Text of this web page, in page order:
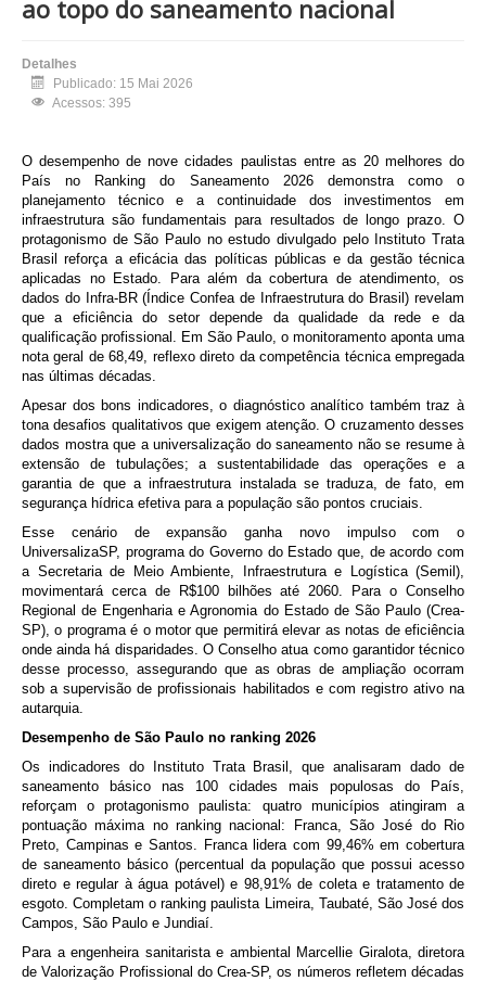
ao topo do saneamento nacional
Detalhes
Publicado: 15 Mai 2026
Acessos: 395
O desempenho de nove cidades paulistas entre as 20 melhores do
País no Ranking do Saneamento 2026 demonstra como o
planejamento técnico e a continuidade dos investimentos em
infraestrutura são fundamentais para resultados de longo prazo. O
protagonismo de São Paulo no estudo divulgado pelo Instituto Trata
Brasil reforça a eficácia das políticas públicas e da gestão técnica
aplicadas no Estado. Para além da cobertura de atendimento, os
dados do Infra-BR (Índice Confea de Infraestrutura do Brasil) revelam
que a eficiência do setor depende da qualidade da rede e da
qualificação profissional. Em São Paulo, o monitoramento aponta uma
nota geral de 68,49, reflexo direto da competência técnica empregada
nas últimas décadas.
Apesar dos bons indicadores, o diagnóstico analítico também traz à
tona desafios qualitativos que exigem atenção. O cruzamento desses
dados mostra que a universalização do saneamento não se resume à
extensão de tubulações; a sustentabilidade das operações e a
garantia de que a infraestrutura instalada se traduza, de fato, em
segurança hídrica efetiva para a população são pontos cruciais.
Esse cenário de expansão ganha novo impulso com o
UniversalizaSP, programa do Governo do Estado que, de acordo com
a Secretaria de Meio Ambiente, Infraestrutura e Logística (Semil),
movimentará cerca de R$100 bilhões até 2060. Para o Conselho
Regional de Engenharia e Agronomia do Estado de São Paulo (Crea-
SP), o programa é o motor que permitirá elevar as notas de eficiência
onde ainda há disparidades. O Conselho atua como garantidor técnico
desse processo, assegurando que as obras de ampliação ocorram
sob a supervisão de profissionais habilitados e com registro ativo na
autarquia.
Desempenho de São Paulo no ranking 2026
Os indicadores do Instituto Trata Brasil, que analisaram dado de
saneamento básico nas 100 cidades mais populosas do País,
reforçam o protagonismo paulista: quatro municípios atingiram a
pontuação máxima no ranking nacional: Franca, São José do Rio
Preto, Campinas e Santos. Franca lidera com 99,46% em cobertura
de saneamento básico (percentual da população que possui acesso
direto e regular à água potável) e 98,91% de coleta e tratamento de
esgoto. Completam o ranking paulista Limeira, Taubaté, São José dos
Campos, São Paulo e Jundiaí.
Para a engenheira sanitarista e ambiental Marcellie Giralota, diretora
de Valorização Profissional do Crea-SP, os números refletem décadas